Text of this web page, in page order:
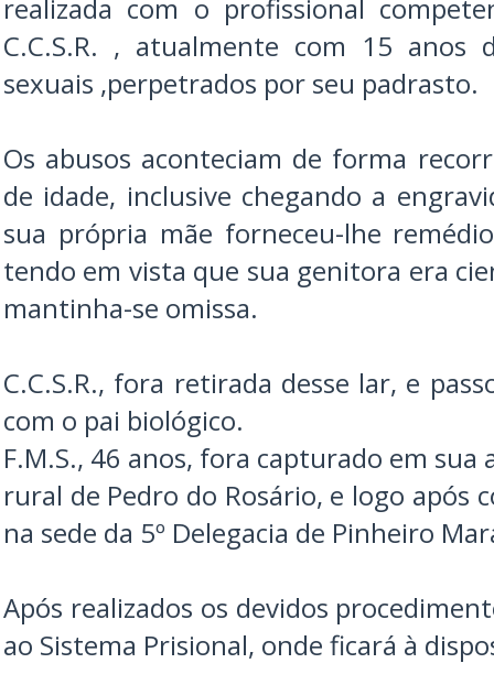
realizada com o profissional
C.C.S.R. , atualmente com 15 anos
sexuais ,perpetrados por seu padrasto.
Os abusos aconteciam de forma
de idade, inclusive chegando a
sua própria mãe forneceu-lhe
tendo em vista que sua genitora era
mantinha-se omissa.
C.C.S.R., fora retirada desse lar, e
com o pai biológico.
F.M.S., 46 anos, fora capturado em sua
rural de Pedro do Rosário, e logo após
na sede da 5º Delegacia de Pinheiro
Após realizados os devidos
ao Sistema Prisional, onde ficará à